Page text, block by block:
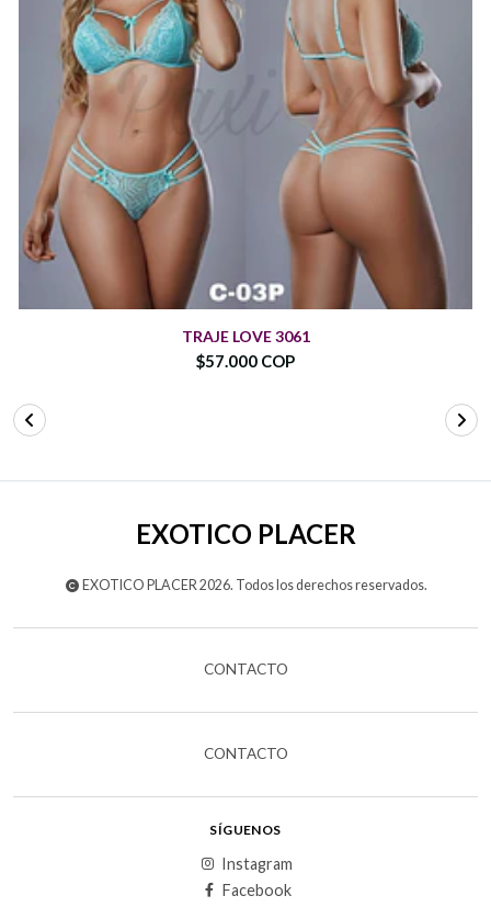
TRAJE LOVE 3061
$57.000 COP
EXOTICO PLACER
EXOTICO PLACER 2026. Todos los derechos reservados.
CONTACTO
CONTACTO
SÍGUENOS
Instagram
Facebook